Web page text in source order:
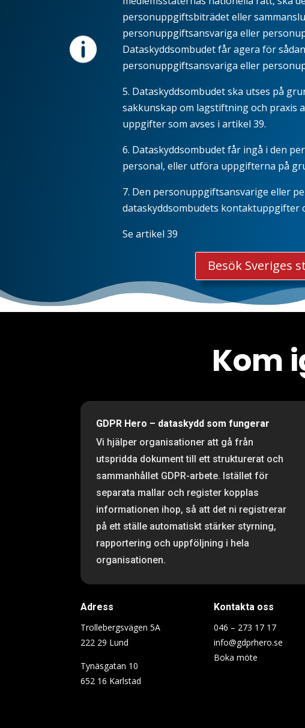
personuppgiftsbiträdet eller
personuppgiftsansvariga eller
Dataskyddsombudet får agera för
personuppgiftsansvariga eller
5. Dataskyddsombudet ska utses på
sakkunskap om lagstiftning och praxis
uppgifter som avses i artikel39.
6. Dataskyddsombudet får ingå i den
personal, eller utföra uppgifterna på
7. Den personuppgiftsansvarige eller
dataskyddsombudets kontaktuppgifter
Se artikel39
Besök Sveriges

Kom
GDPR Hero – dataskydd som fungerar
Vi hjälper organisationer att gå från
utspridda dokument till ett strukturerat och
sammanhållet GDPR-arbete. Istället för
separata mallar och register kopplas
informationen ihop, så att det ni registrerar
på ett ställe automatiskt stärker styrning,
rapportering och uppföljning i hela
organisationen.
Adress
Trollebergsvägen 5A
222 29 Lund
Tynäsgatan 10
652 16 Karlstad
Kontakta oss
046 – 273 17 17
info@gdprhero.se
Boka möte